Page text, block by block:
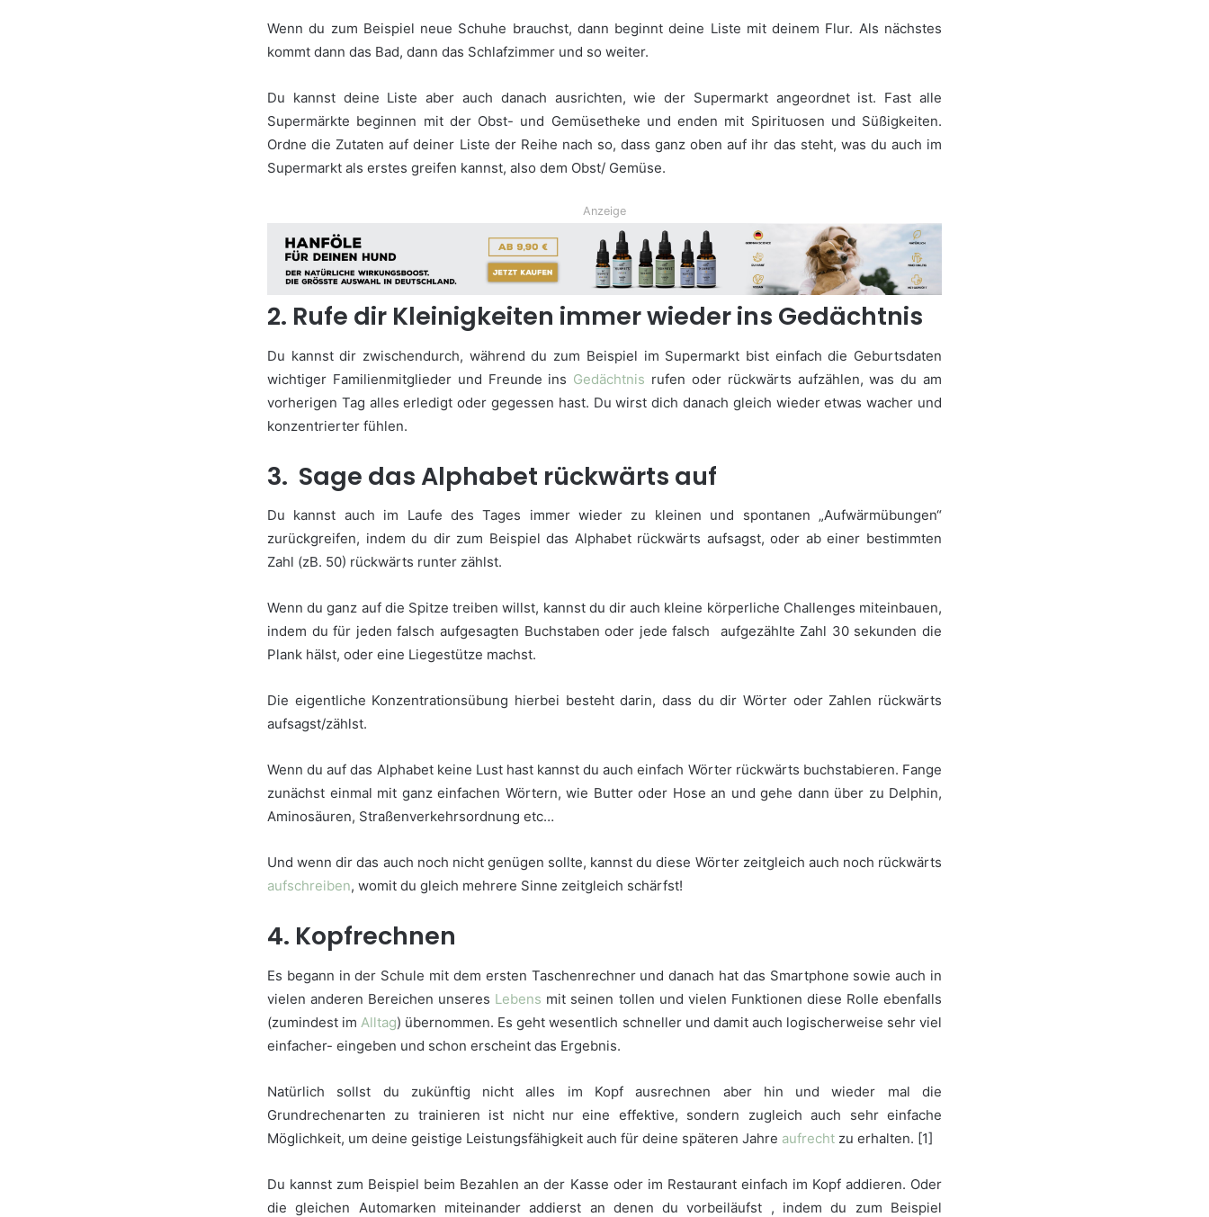
Wenn du zum Beispiel neue Schuhe brauchst, dann beginnt deine Liste mit deinem Flur. Als nächstes
kommt dann das Bad, dann das Schlafzimmer und so weiter.
Du kannst deine Liste aber auch danach ausrichten, wie der Supermarkt angeordnet ist. Fast alle
Supermärkte beginnen mit der Obst- und Gemüsetheke und enden mit Spirituosen und Süßigkeiten.
Ordne die Zutaten auf deiner Liste der Reihe nach so, dass ganz oben auf ihr das steht, was du auch im
Supermarkt als erstes greifen kannst, also dem Obst/ Gemüse.
Anzeige
2. Rufe dir Kleinigkeiten immer wieder ins Gedächtnis
Du kannst dir zwischendurch, während du zum Beispiel im Supermarkt bist einfach die Geburtsdaten
wichtiger Familienmitglieder und Freunde ins Gedächtnis rufen oder rückwärts aufzählen, was du am
vorherigen Tag alles erledigt oder gegessen hast. Du wirst dich danach gleich wieder etwas wacher und
konzentrierter fühlen.
3. Sage das Alphabet rückwärts auf
Du kannst auch im Laufe des Tages immer wieder zu kleinen und spontanen „Aufwärmübungen“
zurückgreifen, indem du dir zum Beispiel das Alphabet rückwärts aufsagst, oder ab einer bestimmten
Zahl (zB. 50) rückwärts runter zählst.
Wenn du ganz auf die Spitze treiben willst, kannst du dir auch kleine körperliche Challenges miteinbauen,
indem du für jeden falsch aufgesagten Buchstaben oder jede falsch aufgezählte Zahl 30 sekunden die
Plank hälst, oder eine Liegestütze machst.
Die eigentliche Konzentrationsübung hierbei besteht darin, dass du dir Wörter oder Zahlen rückwärts
aufsagst/zählst.
Wenn du auf das Alphabet keine Lust hast kannst du auch einfach Wörter rückwärts buchstabieren. Fange
zunächst einmal mit ganz einfachen Wörtern, wie Butter oder Hose an und gehe dann über zu Delphin,
Aminosäuren, Straßenverkehrsordnung etc…
Und wenn dir das auch noch nicht genügen sollte, kannst du diese Wörter zeitgleich auch noch rückwärts
aufschreiben, womit du gleich mehrere Sinne zeitgleich schärfst!
4. Kopfrechnen
Es begann in der Schule mit dem ersten Taschenrechner und danach hat das Smartphone sowie auch in
vielen anderen Bereichen unseres Lebens mit seinen tollen und vielen Funktionen diese Rolle ebenfalls
(zumindest im Alltag) übernommen. Es geht wesentlich schneller und damit auch logischerweise sehr viel
einfacher- eingeben und schon erscheint das Ergebnis.
Natürlich sollst du zukünftig nicht alles im Kopf ausrechnen aber hin und wieder mal die
Grundrechenarten zu trainieren ist nicht nur eine effektive, sondern zugleich auch sehr einfache
Möglichkeit, um deine geistige Leistungsfähigkeit auch für deine späteren Jahre aufrecht zu erhalten. [1]
Du kannst zum Beispiel beim Bezahlen an der Kasse oder im Restaurant einfach im Kopf addieren. Oder
die gleichen Automarken miteinander addierst an denen du vorbeiläufst , indem du zum Beispiel